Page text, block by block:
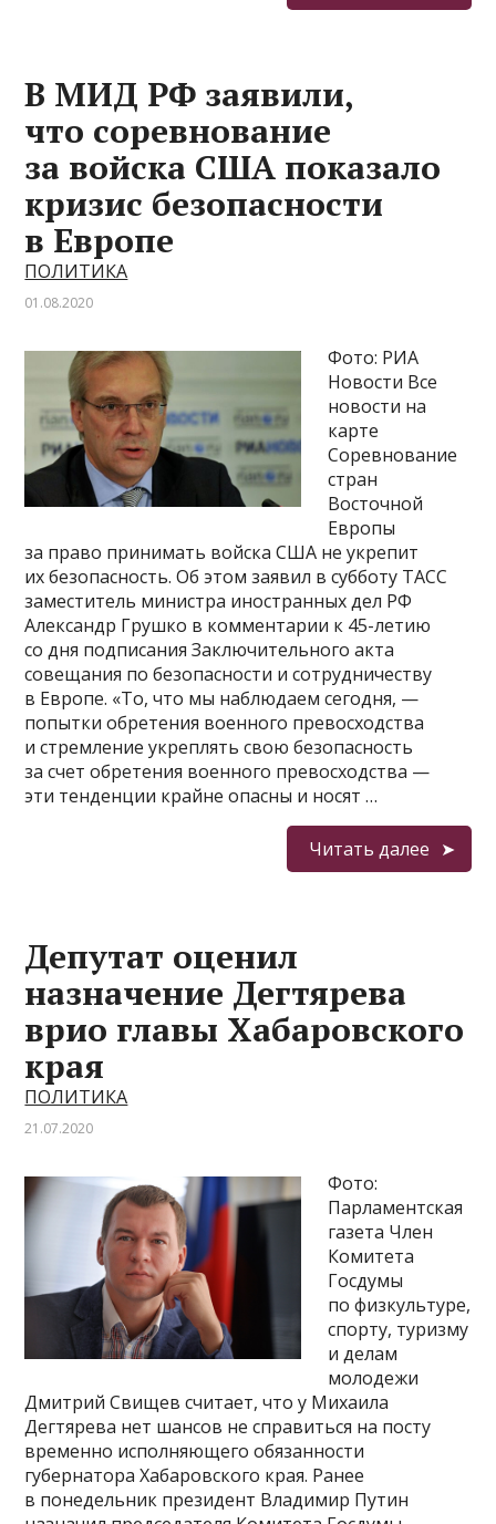
В МИД РФ заявили,
что соревнование
за войска США показало
кризис безопасности
в Европе
ПОЛИТИКА
01.08.2020
Фото: РИА
Новости Все
новости на
карте
Соревнование
стран
Восточной
Европы
за право принимать войска США не укрепит
их безопасность. Об этом заявил в субботу ТАСС
заместитель министра иностранных дел РФ
Александр Грушко в комментарии к 45-летию
со дня подписания Заключительного акта
совещания по безопасности и сотрудничеству
в Европе. «То, что мы наблюдаем сегодня, —
попытки обретения военного превосходства
и стремление укреплять свою безопасность
за счет обретения военного превосходства —
эти тенденции крайне опасны и носят …
Читать далее
Депутат оценил
назначение Дегтярева
врио главы Хабаровского
края
ПОЛИТИКА
21.07.2020
Фото:
Парламентская
газета Член
Комитета
Госдумы
по физкультуре,
спорту, туризму
и делам
молодежи
Дмитрий Свищев считает, что у Михаила
Дегтярева нет шансов не справиться на посту
временно исполняющего обязанности
губернатора Хабаровского края. Ранее
в понедельник президент Владимир Путин